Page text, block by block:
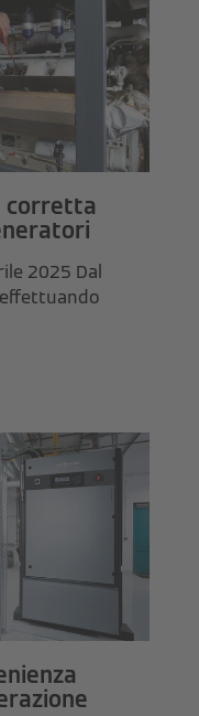
corretta
2025 Dal